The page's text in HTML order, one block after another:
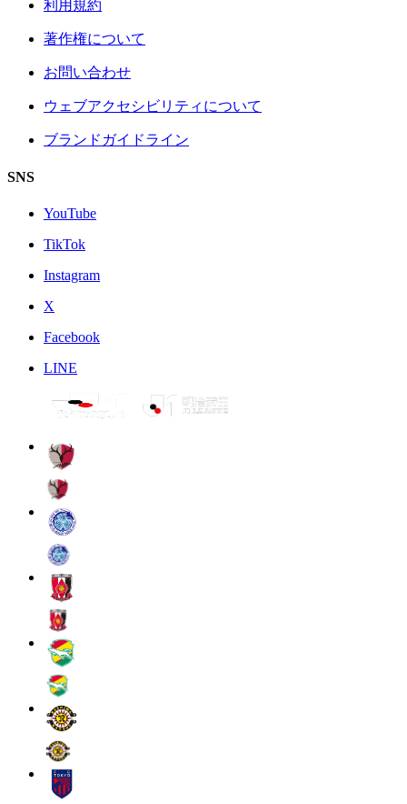
利用規約
著作権について
お問い合わせ
ウェブアクセシビリティについて
ブランドガイドライン
SNS
YouTube
TikTok
Instagram
X
Facebook
LINE